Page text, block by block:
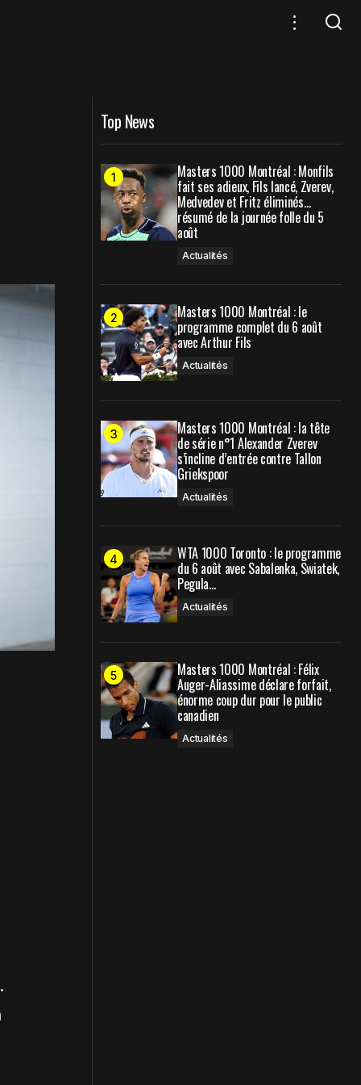
Top News
Masters 1000 Montréal : Monfils
fait ses adieux, Fils lancé, Zverev,
Medvedev et Fritz éliminés…
résumé de la journée folle du 5
août
Actualités
Masters 1000 Montréal : le
programme complet du 6 août
avec Arthur Fils
Actualités
Masters 1000 Montréal : la tête
de série n°1 Alexander Zverev
s’incline d’entrée contre Tallon
Griekspoor
Actualités
WTA 1000 Toronto : le programme
du 6 août avec Sabalenka, Swiatek,
Pegula…
Actualités
Masters 1000 Montréal : Félix
Auger-Aliassime déclare forfait,
énorme coup dur pour le public
canadien
Actualités